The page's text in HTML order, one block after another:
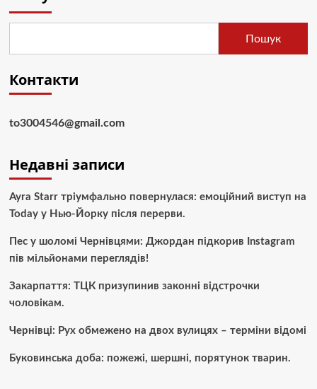
Пошук
Контакти
to3004546@gmail.com
Недавні записи
Ayra Starr тріумфально повернулася: емоційний виступ на
Today у Нью-Йорку після перерви.
Пес у шоломі Чернівцями: Джордан підкорив Instagram
пів мільйонами переглядів!
Закарпаття: ТЦК призупинив законні відстрочки
чоловікам.
Чернівці: Рух обмежено на двох вулицях – терміни відомі
Буковинська доба: пожежі, шершні, порятунок тварин.